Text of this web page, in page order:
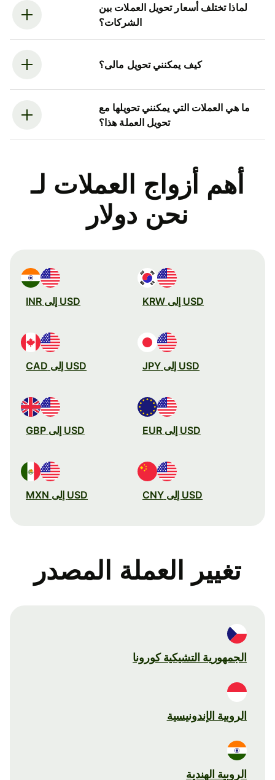
لماذا تختلف أسعار تحويل العملات بين
الشركات؟
كيف يمكنني تحويل مالى؟
ما هي العملات التي يمكنني تحويلها مع
تحويل العملة هذا؟
أهم أزواج العملات لـ
نحن دولار
USD إلى KRW USD إلى INR
USD إلى JPY USD إلى CAD
USD إلى EUR USD إلى GBP
USD إلى CNY USD إلى MXN
تغيير العملة المصدر
الجمهورية التشيكية كورونا
الروبية الإندونيسية
الروبية الهندية